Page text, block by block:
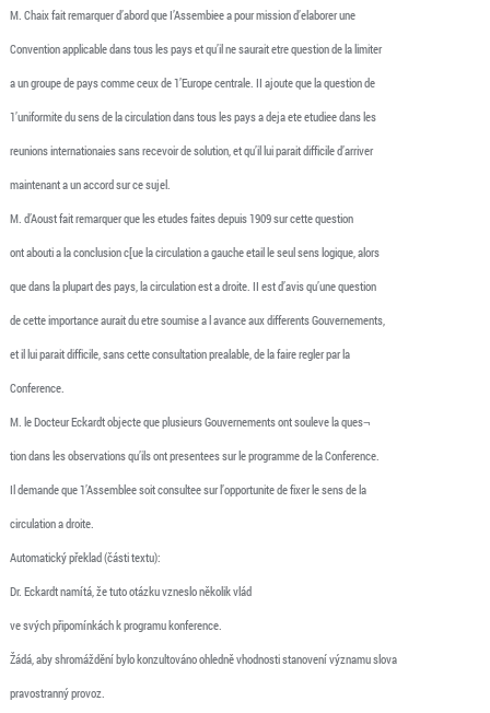
M. Chaix fait remarquer d’abord que I’Assembiee a pour mission d’elaborer une
Convention applicable dans tous les pays et qu’il ne saurait etre question de la limiter
a un groupe de pays comme ceux de 1’Europe centrale. II ajoute que la question de
1’uniformite du sens de la circulation dans tous les pays a deja ete etudiee dans les
reunions internationaies sans recevoir de solution, et qu’il lui parait difficile d’arriver
maintenant a un accord sur ce sujel.
M. d’Aoust fait remarquer que les etudes faites depuis 1909 sur cette question
ont abouti a la conclusion c[ue la circulation a gauche etail le seul sens logique, alors
que dans la plupart des pays, la circulation est a droite. II est d’avis qu’une question
de cette importance aurait du etre soumise a l avance aux differents Gouvernements,
et il lui parait difficile, sans cette consultation prealable, de la faire regler par la
Conference.
M. le Docteur Eckardt objecte que plusieurs Gouvernements ont souleve la ques¬
tion dans les observations qu’ils ont presentees sur le programme de la Conference.
Il demande que 1’Assemblee soit consultee sur l’opportunite de fixer le sens de la
circulation a droite.
Automatický překlad (části textu):
Dr. Eckardt namítá, že tuto otázku vzneslo několik vlád
ve svých připomínkách k programu konference.
Žádá, aby shromáždění bylo konzultováno ohledně vhodnosti stanovení významu slova
pravostranný provoz.